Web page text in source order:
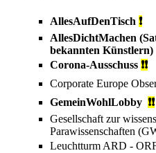
AllesAufDenTisch ❗
AllesDichtMachen
bekannten Künstlern)
Corona-Ausschuss ❗❗
Corporate Europe
GemeinWohlLobby ❗❗
Gesellschaft zur
Parawissenschaften
Leuchtturm ARD -